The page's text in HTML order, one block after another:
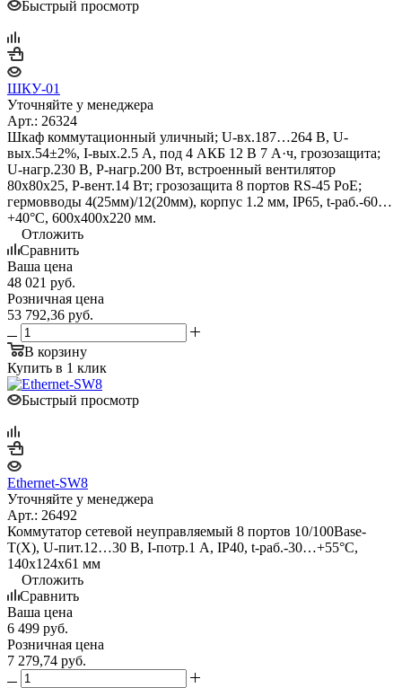
Быстрый просмотр
ШКУ-01
Уточняйте у менеджера
Арт.: 26324
Шкаф коммутационный уличный; U-вх.187…264 В, U-
вых.54±2%, I-вых.2.5 А, под 4 АКБ 12 В 7 А·ч, грозозащита;
U-нагр.230 В, P-нагр.200 Вт, встроенный вентилятор
80х80х25, P-вент.14 Вт; грозозащита 8 портов RS-45 PoE;
гермовводы 4(25мм)/12(20мм), корпус 1.2 мм, IP65, t-раб.-60…
+40°C, 600х400х220 мм.
Отложить
Сравнить
Ваша цена
48 021 руб.
Розничная цена
53 792,36 руб.
В корзину
Купить в 1 клик
Быстрый просмотр
Ethernet-SW8
Уточняйте у менеджера
Арт.: 26492
Коммутатор сетевой неуправляемый 8 портов 10/100Base-
T(X), U-пит.12…30 В, I-потр.1 А, IP40, t-раб.-30…+55°С,
140x124x61 мм
Отложить
Сравнить
Ваша цена
6 499 руб.
Розничная цена
7 279,74 руб.